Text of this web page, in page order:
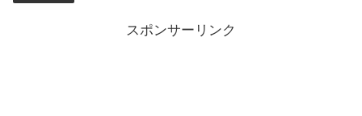
スポンサーリンク